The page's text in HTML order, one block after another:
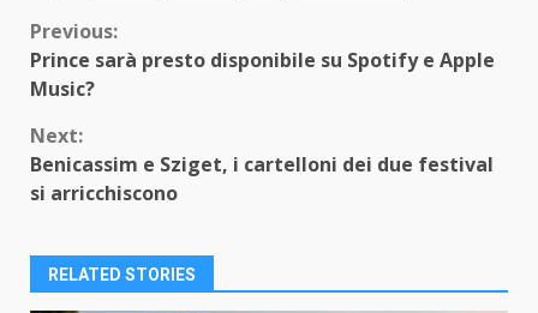
Continue
Reading
Previous:
Prince sarà presto disponibile su Spotify e Apple
Music?
Next:
Benicassim e Sziget, i cartelloni dei due festival
si arricchiscono
RELATED STORIES